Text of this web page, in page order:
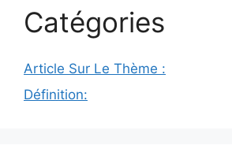
Catégories
Article Sur Le Thème :
Définition: